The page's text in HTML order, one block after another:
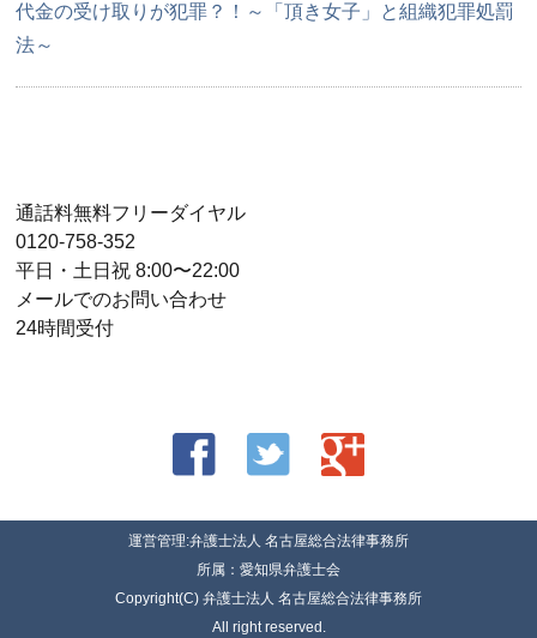
代金の受け取りが犯罪？！～「頂き女子」と組織犯罪処罰
法～
通話料無料フリーダイヤル
0120-758-352
平日・土日祝 8:00〜22:00
メールでのお問い合わせ
24時間受付
運営管理:弁護士法人 名古屋総合法律事務所
所属：愛知県弁護士会
Copyright(C) 弁護士法人 名古屋総合法律事務所
All right reserved.